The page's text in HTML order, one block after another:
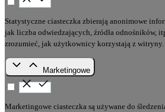
Statystyczne ciasteczka zbierają anonimowe
jak liczba odwiedzających, źródła odnośników,
zrozumieć, jak użytkownicy korzystają z witryny.
Marketingowe
Marketingowe ciasteczka są używane do